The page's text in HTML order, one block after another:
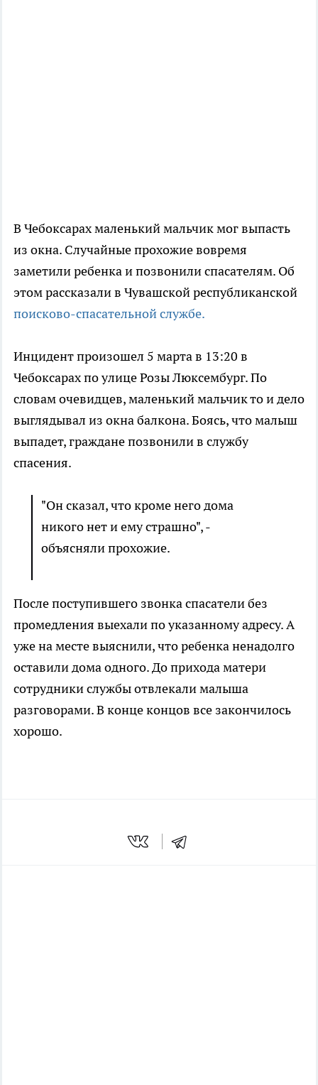
В Чебоксарах маленький мальчик мог выпасть
из окна. Случайные прохожие вовремя
заметили ребенка и позвонили спасателям. Об
этом рассказали в Чувашской республиканской
поисково-спасательной службе.
Инцидент произошел 5 марта в 13:20 в
Чебоксарах по улице Розы Люксембург. По
словам очевидцев, маленький мальчик то и дело
выглядывал из окна балкона. Боясь, что малыш
выпадет, граждане позвонили в службу
спасения.
"Он сказал, что кроме него дома
никого нет и ему страшно", -
объясняли прохожие.
После поступившего звонка спасатели без
промедления выехали по указанному адресу. А
уже на месте выяснили, что ребенка ненадолго
оставили дома одного. До прихода матери
сотрудники службы отвлекали малыша
разговорами. В конце концов все закончилось
хорошо.